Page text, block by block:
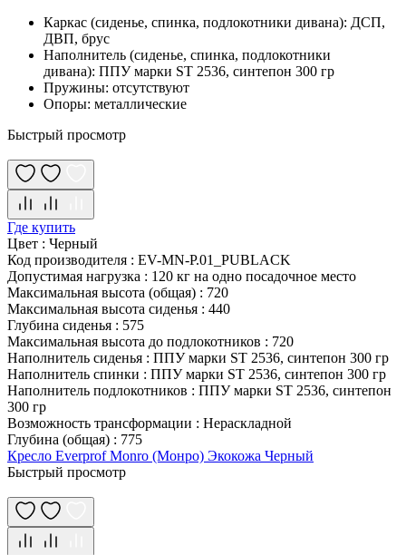
Каркас (сиденье, спинка, подлокотники дивана): ДСП,
ДВП, брус
Наполнитель (сиденье, спинка, подлокотники
дивана): ППУ марки ST 2536, синтепон 300 гр
Пружины: отсутствуют
Опоры: металлические
Быстрый просмотр
Где купить
Цвет : Черный
Код производителя : EV-MN-P.01_PUBLACK
Допустимая нагрузка : 120 кг на одно посадочное место
Максимальная высота (общая) : 720
Максимальная высота сиденья : 440
Глубина сиденья : 575
Максимальная высота до подлокотников : 720
Наполнитель сиденья : ППУ марки ST 2536, синтепон 300 гр
Наполнитель спинки : ППУ марки ST 2536, синтепон 300 гр
Наполнитель подлокотников : ППУ марки ST 2536, синтепон
300 гр
Возможность трансформации : Нераскладной
Глубина (общая) : 775
Кресло Everprof Monro (Монро) Экокожа Черный
Быстрый просмотр